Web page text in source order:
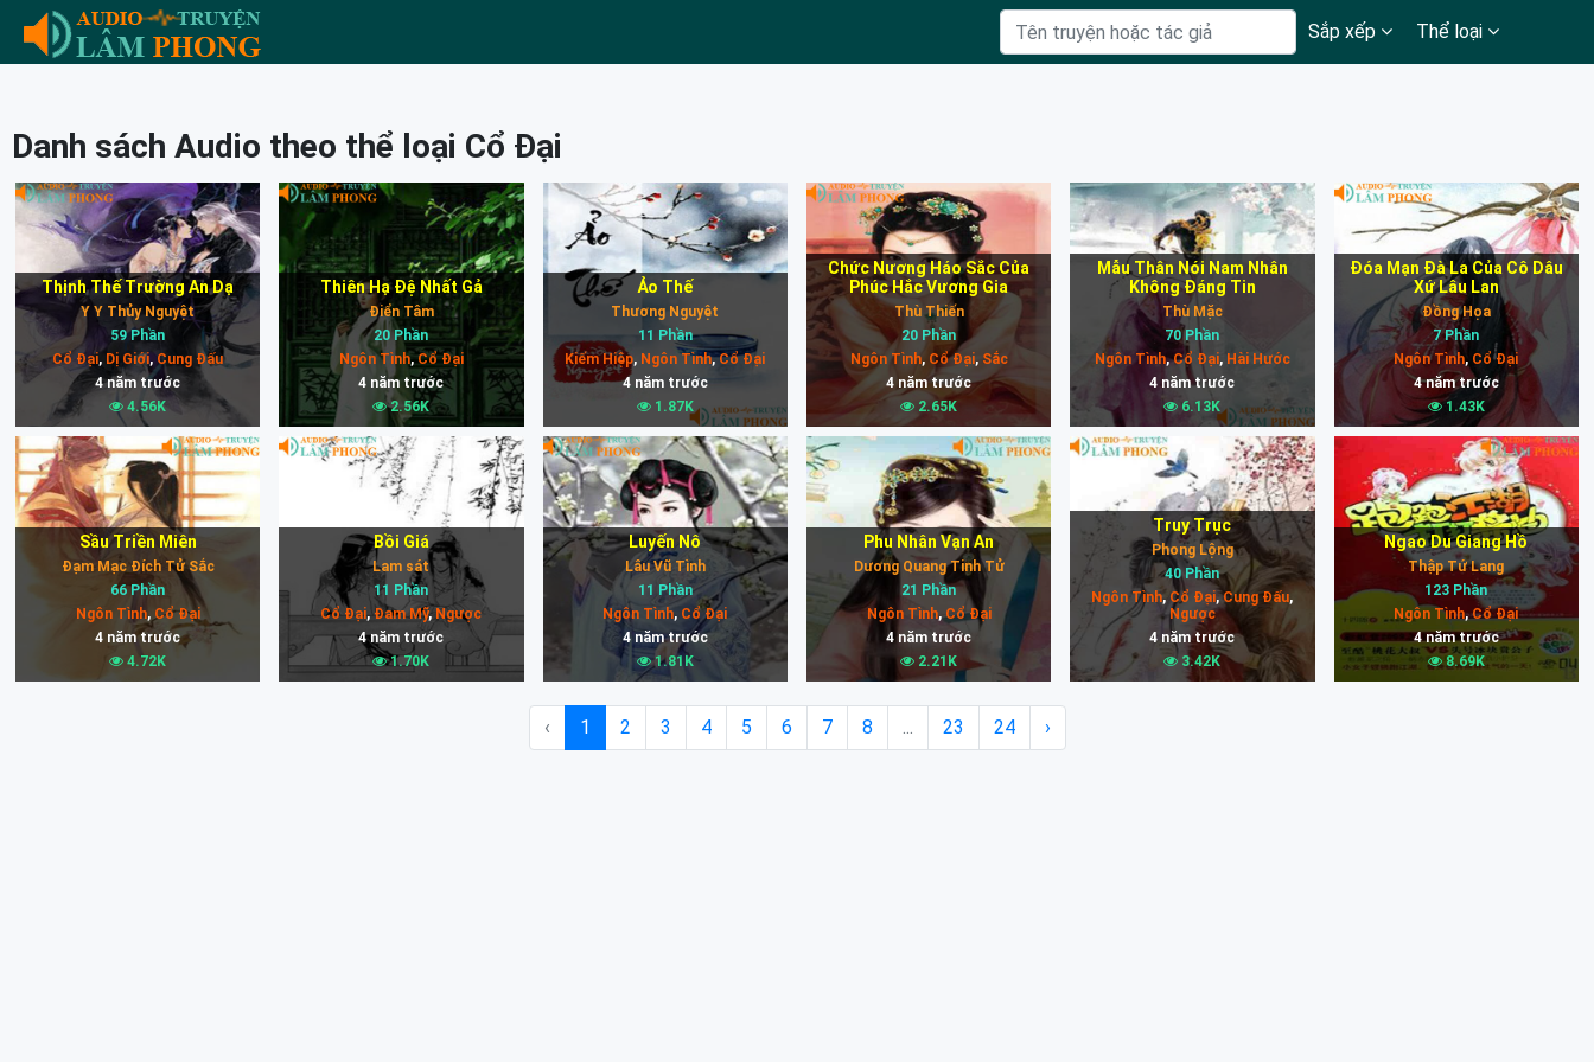
Sắp xếp Thể loại
Danh sách Audio theo thể loại Cổ Đại
Thịnh Thế Trường An Dạ
Y Y Thủy Nguyệt
59 Phần
Cổ Đại, Dị Giới, Cung Đấu
4 năm trước
4.56K
Thiên Hạ Đệ Nhất Gả
Điển Tâm
20 Phần
Ngôn Tình,Cổ Đại
4 năm trước
2.56K
Ảo Thế
Thương Nguyệt
11 Phần
Kiếm Hiệp, Ngôn Tình,Cổ Đại
4 năm trước
1.87K
Chức Nương Háo Sắc Của
Phúc Hắc Vương Gia
Thù Thiến
20 Phần
Ngôn Tình,Cổ Đại,Sắc
4 năm trước
2.65K
Mẫu Thân Nói Nam Nhân
Không Đáng Tin
Thù Mặc
70 Phần
Ngôn Tình,Cổ Đại,Hài Hước
4 năm trước
6.13K
Đóa Mạn Đà La Của Cô Dâu
Xứ Lâu Lan
Đồng Họa
7 Phần
Ngôn Tình, Cổ Đại
4 năm trước
1.43K
Sầu Triền Miên
Đạm Mạc Đích Tử Sắc
66 Phần
Ngôn Tình,Cổ Đại
4 năm trước
4.72K
Bồi Giá
Lam sát
11 Phần
Cổ Đại, Đam Mỹ, Ngược
4 năm trước
1.70K
Luyến Nô
Lâu Vũ Tình
11 Phần
Ngôn Tình, Cổ Đại
4 năm trước
1.81K
Phu Nhân Vạn An
Dương Quang Tinh Tử
21 Phần
Ngôn Tình,Cổ Đại
4 năm trước
2.21K
Truy Trục
Phong Lộng
40 Phần
Ngôn Tình, Cổ Đại,Cung Đấu,
Ngược
4 năm trước
3.42K
Ngao Du Giang Hồ
Thập Tứ Lang
123 Phần
Ngôn Tình,Cổ Đại
4 năm trước
8.69K
‹ 1 2 3 4 5 6 7 8 23 24 ›